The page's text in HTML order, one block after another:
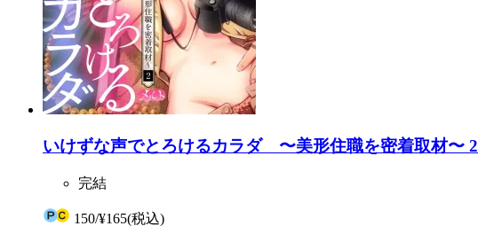
いけずな声でとろけるカラダ 〜美形住職を密着取材〜 2
完結
150/¥165(税込)